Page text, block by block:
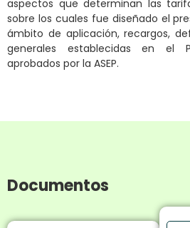
aspectos que determinan las
sobre los cuales fue diseñado el
ámbito de aplicación, recargos,
generales establecidas en el
aprobados por la ASEP.
Documentos